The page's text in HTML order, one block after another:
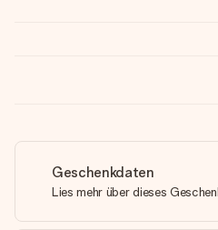
Geschenkdaten
Lies mehr über dieses